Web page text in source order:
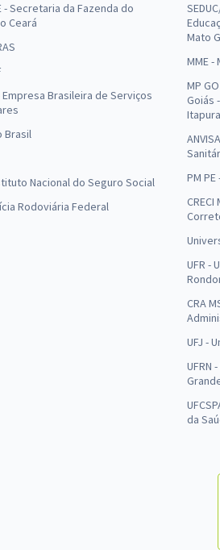
- Secretaria da Fazenda do
Ceará
Empresa Brasileira de Serviços
Brasil
Nacional do Seguro Social
Rodoviária Federal
Mato
MME
MP
Goiás
PM
UFR -
CRA
UFJ -
UFRN
da